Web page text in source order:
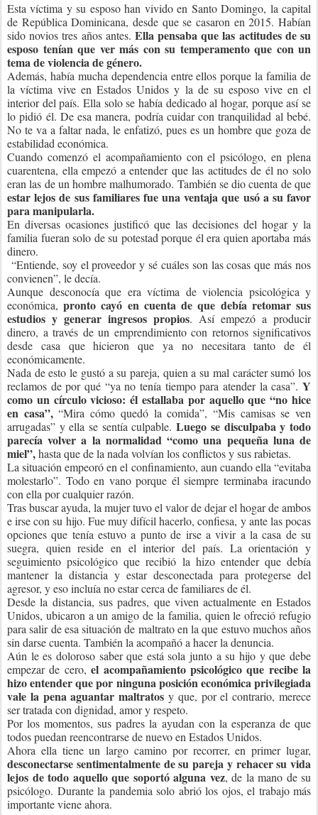
Esta víctima y su esposo han vivido en Santo Domingo, la capital
de República Dominicana, desde que se casaron en 2015. Habían
sido novios tres años antes. Ella pensaba que las actitudes de su
esposo tenían que ver más con su temperamento que con un
tema de violencia de género.
Además, había mucha dependencia entre ellos porque la familia de
la víctima vive en Estados Unidos y la de su esposo vive en el
interior del país. Ella solo se había dedicado al hogar, porque así se
lo pidió él. De esa manera, podría cuidar con tranquilidad al bebé.
No te va a faltar nada, le enfatizó, pues es un hombre que goza de
estabilidad económica.
Cuando comenzó el acompañamiento con el psicólogo, en plena
cuarentena, ella empezó a entender que las actitudes de él no solo
eran las de un hombre malhumorado. También se dio cuenta de que
estar lejos de sus familiares fue una ventaja que usó a su favor
para manipularla.
En diversas ocasiones justificó que las decisiones del hogar y la
familia fueran solo de su potestad porque él era quien aportaba más
dinero.
“Entiende, soy el proveedor y sé cuáles son las cosas que más nos
convienen”, le decía.
Aunque desconocía que era víctima de violencia psicológica y
económica,pronto cayó en cuenta de que debía retomar sus
estudios y generar ingresos propios. Así empezó a producir
dinero, a través de un emprendimiento con retornos significativos
desde casa que hicieron que ya no necesitara tanto de él
económicamente.
Nada de esto le gustó a su pareja, quien a su mal carácter sumó los
reclamos de por qué “ya no tenía tiempo para atender la casa”. Y
como un círculo vicioso: él estallaba por aquello que “no hice
en casa”,“Mira cómo quedó la comida”, “Mis camisas se ven
arrugadas” y ella se sentía culpable.Luego se disculpaba y todo
parecía volver a la normalidad “como una pequeña luna de
miel”,hasta que de la nada volvían los conflictos y sus rabietas.
La situación empeoró en el confinamiento, aun cuando ella “evitaba
molestarlo”. Todo en vano porque él siempre terminaba iracundo
con ella por cualquier razón.
Tras buscar ayuda, la mujer tuvo el valor de dejar el hogar de ambos
e irse con su hijo. Fue muy difícil hacerlo, confiesa, y ante las pocas
opciones que tenía estuvo a punto de irse a vivir a la casa de su
suegra, quien reside en el interior del país. La orientación y
seguimiento psicológico que recibió la hizo entender que debía
mantener la distancia y estar desconectada para protegerse del
agresor, y eso incluía no estar cerca de familiares de él.
Desde la distancia, sus padres, que viven actualmente en Estados
Unidos, ubicaron a un amigo de la familia, quien le ofreció refugio
para salir de esa situación de maltrato en la que estuvo muchos años
sin darse cuenta. También la acompañó a hacer la denuncia.
Aún le es doloroso saber que está sola junto a su hijo y que debe
empezar de cero,el acompañamiento psicológico que recibe la
hizo entender que por ninguna posición económica privilegiada
vale la pena aguantar maltratos y que, por el contrario, merece
ser tratada con dignidad, amor y respeto.
Por los momentos, sus padres la ayudan con la esperanza de que
todos puedan reencontrarse de nuevo en Estados Unidos.
Ahora ella tiene un largo camino por recorrer, en primer lugar,
desconectarse sentimentalmente de su pareja y rehacer su vida
lejos de todo aquello que soportó alguna vez, de la mano de su
psicólogo. Durante la pandemia solo abrió los ojos, el trabajo más
importante viene ahora.